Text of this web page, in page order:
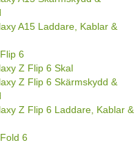
A15 Laddare, Kablar &
6
Z Flip 6 Skal
Z Flip 6 Skärmskydd &
Z Flip 6 Laddare, Kablar &
6